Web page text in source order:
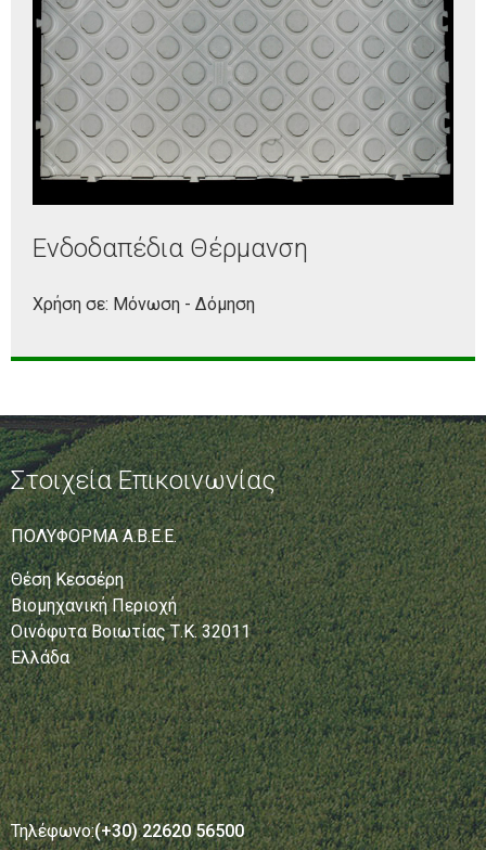
Ενδοδαπέδια Θέρμανση
Χρήση σε: Μόνωση - Δόμηση
Στοιχεία Επικοινωνίας
ΠΟΛΥΦΟΡΜΑ Α.Β.Ε.Ε.
Θέση Κεσσέρη
Βιομηχανική Περιοχή
Οινόφυτα Βοιωτίας Τ.Κ. 32011
Ελλάδα
Τηλέφωνο:(+30) 22620 56500